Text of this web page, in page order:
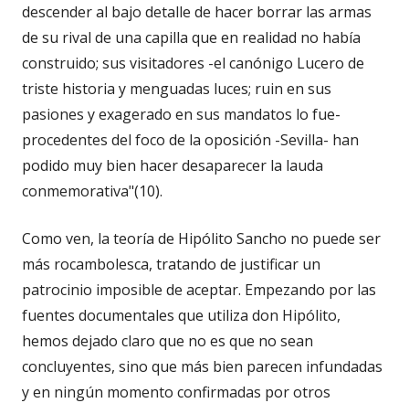
descender al bajo detalle de hacer borrar las armas
de su rival de una capilla que en realidad no había
construido; sus visitadores -el canónigo Lucero de
triste historia y menguadas luces; ruin en sus
pasiones y exagerado en sus mandatos lo fue-
procedentes del foco de la oposición -Sevilla- han
podido muy bien hacer desaparecer la lauda
conmemorativa"(10).
Como ven, la teoría de Hipólito Sancho no puede ser
más rocambolesca, tratando de justificar un
patrocinio imposible de aceptar. Empezando por las
fuentes documentales que utiliza don Hipólito,
hemos dejado claro que no es que no sean
concluyentes, sino que más bien parecen infundadas
y en ningún momento confirmadas por otros